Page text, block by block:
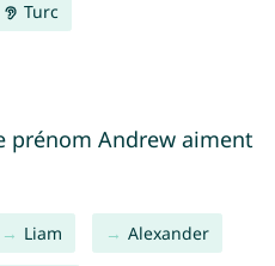
Turc
prénom Andrew aiment
Liam Alexander